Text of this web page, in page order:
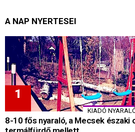
A NAP NYERTESEI
KIADÓ
8-10 fős nyaraló, a Mecsek északi